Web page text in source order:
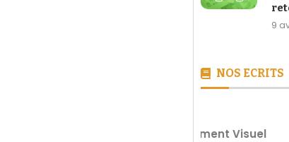
9
NOS ECRITS
Prendre des